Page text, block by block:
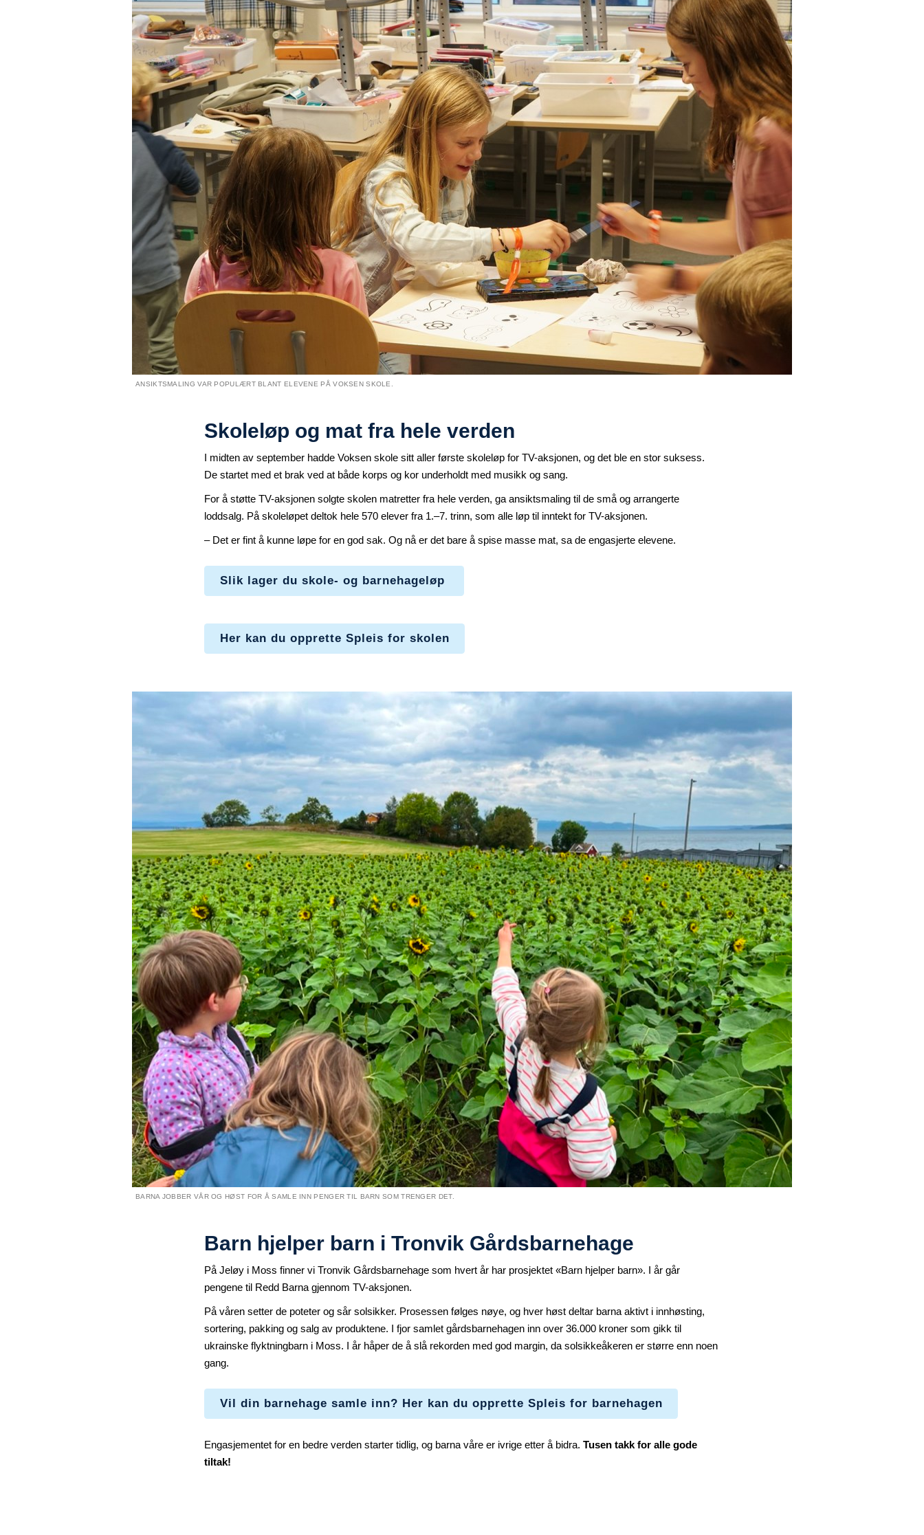
ANSIKTSMALING VAR POPULÆRT BLANT ELEVENE PÅ VOKSEN SKOLE.
Skoleløp og mat fra hele verden
I midten av september hadde Voksen skole sitt aller første skoleløp for TV-aksjonen, og det ble en stor suksess.
De startet med et brak ved at både korps og kor underholdt med musikk og sang.
For å støtte TV-aksjonen solgte skolen matretter fra hele verden, ga ansiktsmaling til de små og arrangerte
loddsalg. På skoleløpet deltok hele 570 elever fra 1.–7. trinn, som alle løp til inntekt for TV-aksjonen.
– Det er fint å kunne løpe for en god sak. Og nå er det bare å spise masse mat, sa de engasjerte elevene.
Slik lager du skole- og barnehageløp
Her kan du opprette Spleis for skolen
BARNA JOBBER VÅR OG HØST FOR Å SAMLE INN PENGER TIL BARN SOM TRENGER DET.
Barn hjelper barn i Tronvik Gårdsbarnehage
På Jeløy i Moss finner vi Tronvik Gårdsbarnehage som hvert år har prosjektet «Barn hjelper barn». I år går
pengene til Redd Barna gjennom TV-aksjonen.
På våren setter de poteter og sår solsikker. Prosessen følges nøye, og hver høst deltar barna aktivt i innhøsting,
sortering, pakking og salg av produktene. I fjor samlet gårdsbarnehagen inn over 36.000 kroner som gikk til
ukrainske flyktningbarn i Moss. I år håper de å slå rekorden med god margin, da solsikkeåkeren er større enn noen
gang.
Vil din barnehage samle inn? Her kan du opprette Spleis for barnehagen
Engasjementet for en bedre verden starter tidlig, og barna våre er ivrige etter å bidra. Tusen takk for alle gode
tiltak!